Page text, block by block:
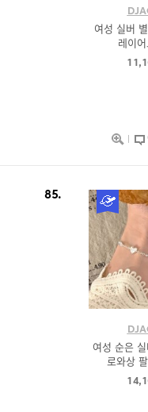
여성 실버
레이
85.
여성 순은
로와상